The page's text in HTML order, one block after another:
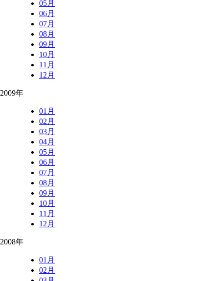
05月
06月
07月
08月
09月
10月
11月
12月
2009年
01月
02月
03月
04月
05月
06月
07月
08月
09月
10月
11月
12月
2008年
01月
02月